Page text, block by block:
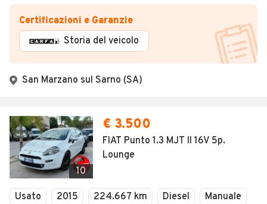
Certificazioni e Garanzie
Storia del veicolo
San Marzano sul Sarno (SA)
10
€ 3.500
FIAT Punto 1.3 MJT II 16V 5p.
Lounge
Usato 2015 224.667 km Diesel Manuale